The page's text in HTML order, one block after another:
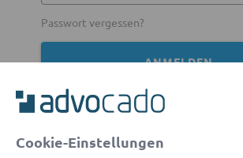
Passwort vergessen?
ANMELDEN
Cookie-Einstellungen